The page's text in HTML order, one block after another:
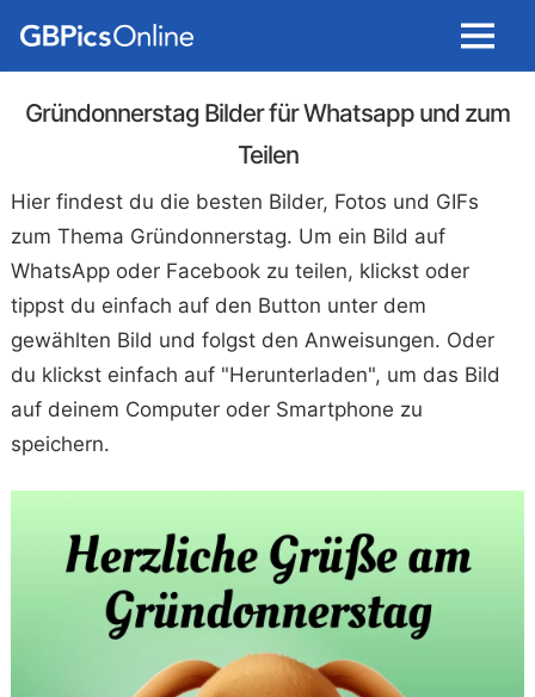
Menu
Gründonnerstag Bilder für Whatsapp und zum
Teilen
Hier findest du die besten Bilder, Fotos und GIFs
zum Thema Gründonnerstag. Um ein Bild auf
WhatsApp oder Facebook zu teilen, klickst oder
tippst du einfach auf den Button unter dem
gewählten Bild und folgst den Anweisungen. Oder
du klickst einfach auf "Herunterladen", um das Bild
auf deinem Computer oder Smartphone zu
speichern.